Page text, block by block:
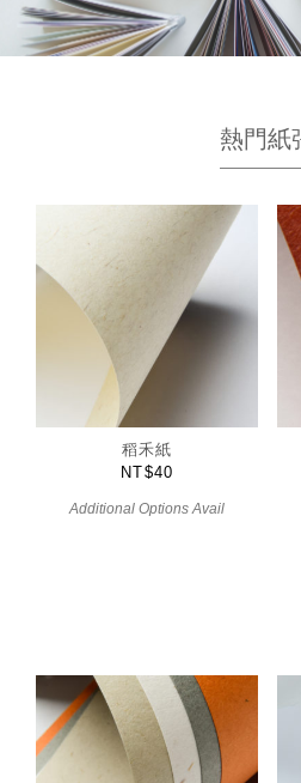
熱門紙
稻禾紙
NT$40
Additional Options Avail